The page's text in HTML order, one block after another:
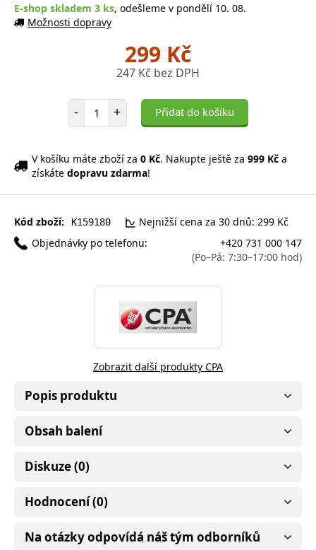
E-shop skladem 3 ks, odešleme v pondělí 10. 08.
Možnosti dopravy
299 Kč
247 Kč bez DPH
- Počet položek
+ Přidat do košíku
V košíku máte zboží za 0 Kč. Nakupte ještě za 999 Kč a
získáte dopravu zdarma!
Kód zboží: K159180
Nejnižší cena za 30 dnů: 299 Kč
Objednávky po telefonu:
+420 731 000 147
(Po–Pá: 7:30–17:00 hod)
Zobrazit další produkty CPA
Popis produktu
Obsah balení
Diskuze (0)
Hodnocení (0)
Na otázky odpovídá náš tým odborníků